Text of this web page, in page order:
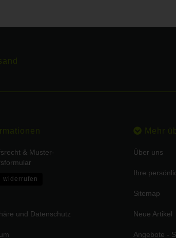
& Muster-
widerrufen
und Datenschutz
Mehr
Über uns
Ihre
Sitemap
Neue Artikel
Angebote -